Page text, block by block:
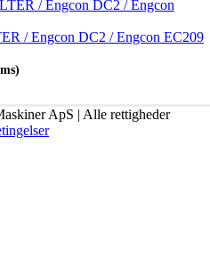
/ Engcon DC2 / Engcon EC209
ApS | Alle rettigheder